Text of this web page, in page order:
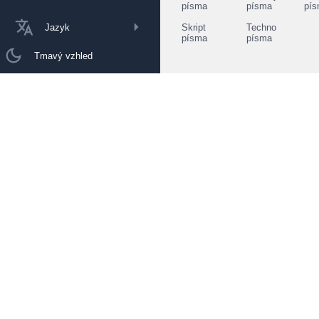
Jazyk
Tmavý vzhled
písma
písma
Skript
písma
Techno
písma